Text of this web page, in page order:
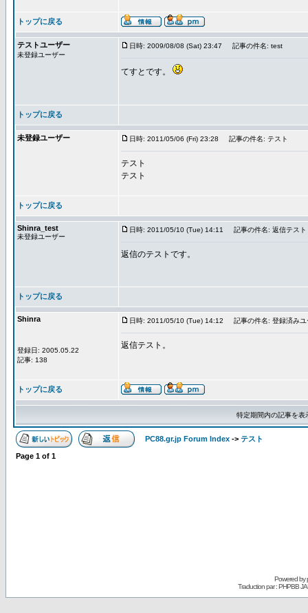
トップに戻る
テストユーザー
未登録ユーザー
日時: 2009/08/08 (Sat) 23:47 記事の件名: test
てすとです。
トップに戻る
未登録ユーザー 日時: 2011/05/06 (Fri) 23:28 記事の件名: テスト
テスト
テスト
トップに戻る
Shinra_test
未登録ユーザー
日時: 2011/05/10 (Tue) 14:11 記事の件名: 返信テスト
返信のテストです。
トップに戻る
Shinra
登録日: 2005.05.22
記事: 138
日時: 2011/05/10 (Tue) 14:12 記事の件名: 登録済みユ
返信テスト。
トップに戻る
特定期間内の記事を
PC88.gr.jp Forum Index -> テスト
Page 1 of 1
Powered by
Traduction par : PHPBB